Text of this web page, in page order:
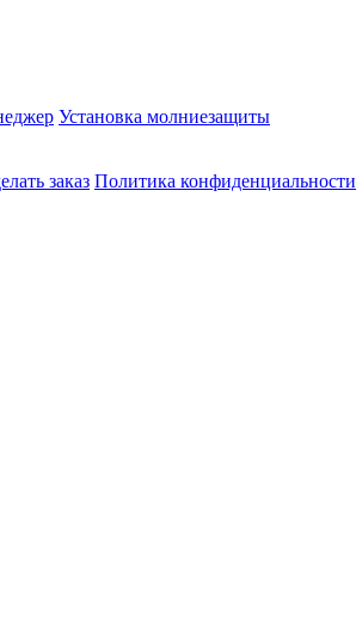
Установка молниезащиты
заказ Политика конфиденциальности